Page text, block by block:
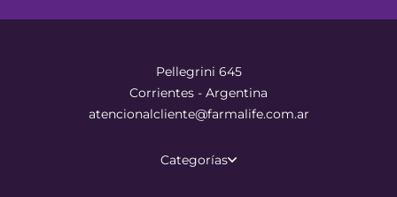
Pellegrini 645
Corrientes - Argentina
atencionalcliente@farmalife.com.ar
Categorías